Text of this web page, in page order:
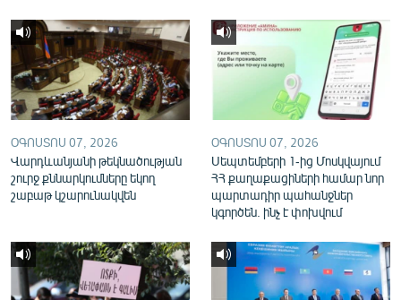
ՕԳՈՍՏՈՍ 07, 2026
Վարդևանյանի թեկնածության
շուրջ քննարկումները եկող
շաբաթ կշարունակվեն
ՕԳՈՍՏՈՍ 07, 2026
Սեպտեմբերի 1-ից Մոսկվայում
ՀՀ քաղաքացիների համար նոր
պարտադիր պահանջներ
կգործեն. ինչ է փոխվում